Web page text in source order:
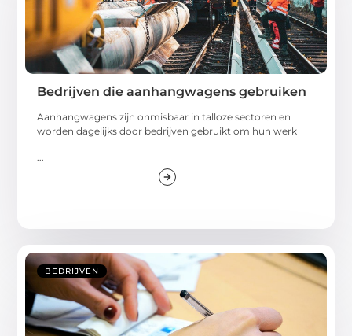
Bedrijven die aanhangwagens gebruiken
Aanhangwagens zijn onmisbaar in talloze sectoren en
worden dagelijks door bedrijven gebruikt om hun werk
BEDRIJVEN